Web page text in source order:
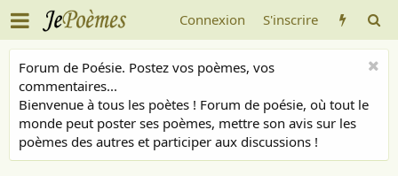
Connexion S'inscrire
Forum de Poésie. Postez vos poèmes, vos
commentaires...
Bienvenue à tous les poètes ! Forum de poésie, où tout le
monde peut poster ses poèmes, mettre son avis sur les
poèmes des autres et participer aux discussions !